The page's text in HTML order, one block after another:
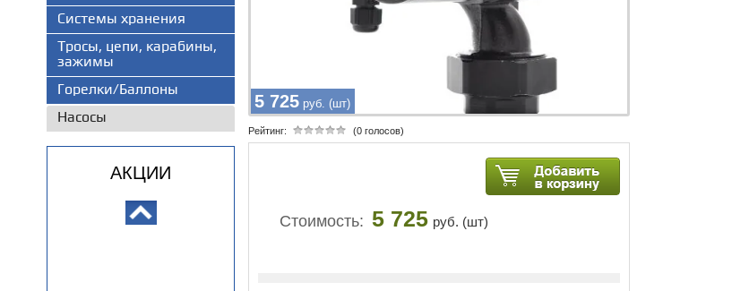
5 725 руб. (шт)
Рейтинг: (0 голосов)
Стоимость: 5 725 руб. (шт)
Системы хранения
Тросы, цепи, карабины,
зажимы
Горелки/Баллоны
Насосы
АКЦИИ